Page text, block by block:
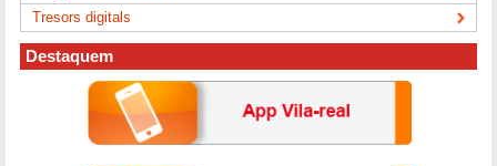
Tresors digitals
Destaquem